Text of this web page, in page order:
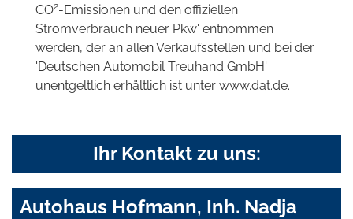
CO2-Emissionen und den offiziellen
Stromverbrauch neuer Pkw' entnommen
werden, der an allen Verkaufsstellen und bei der
'Deutschen Automobil Treuhand GmbH'
unentgeltlich erhältlich ist unter www.dat.de.
Ihr Kontakt zu uns:
Autohaus Hofmann, Inh. Nadja